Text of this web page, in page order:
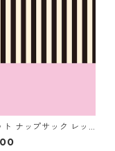
ト ナップサック レッ
グ シューズバッグ コ
着替え袋 ピンク×ス